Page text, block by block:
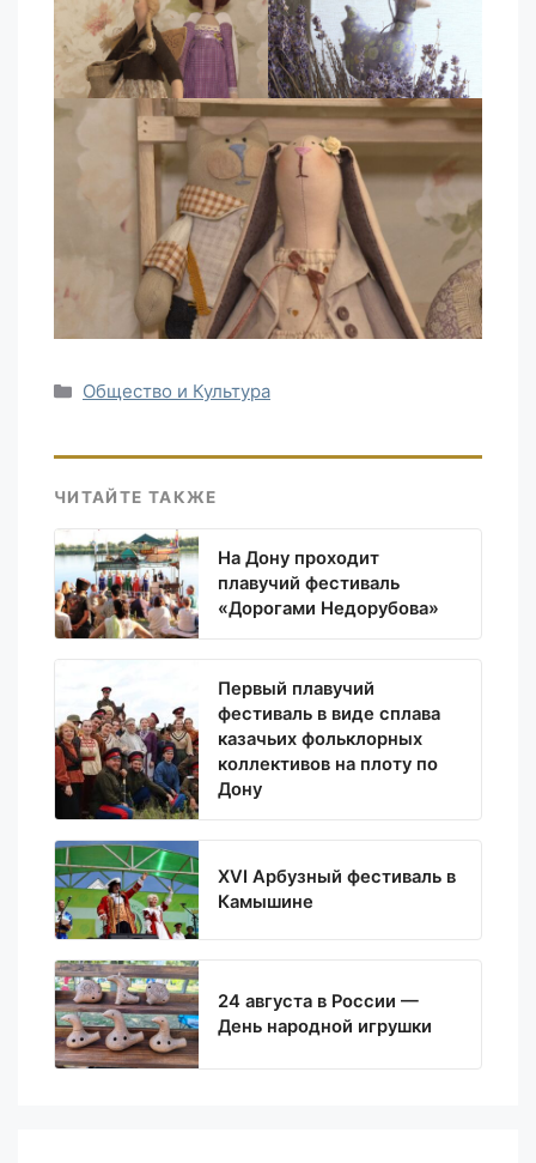
Рубрики
Общество и Культура
ЧИТАЙТЕ ТАКЖЕ
На Дону проходит
плавучий фестиваль
«Дорогами Недорубова»
Первый плавучий
фестиваль в виде сплава
казачьих фольклорных
коллективов на плоту по
Дону
XVI Арбузный фестиваль в
Камышине
24 августа в России —
День народной игрушки